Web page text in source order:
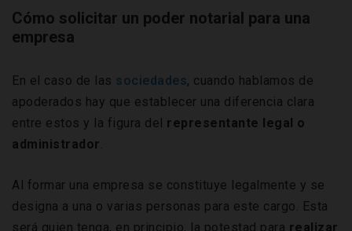
Cómo solicitar un poder notarial para una
empresa
En el caso de las sociedades, cuando hablamos de
apoderados hay que establecer una diferencia clara
entre estos y la figura del representante legal o
administrador.
Al formar una empresa se constituye legalmente y se
designa a una o varias personas para este cargo. Esta
será quien tenga, en principio, la potestad para realizar